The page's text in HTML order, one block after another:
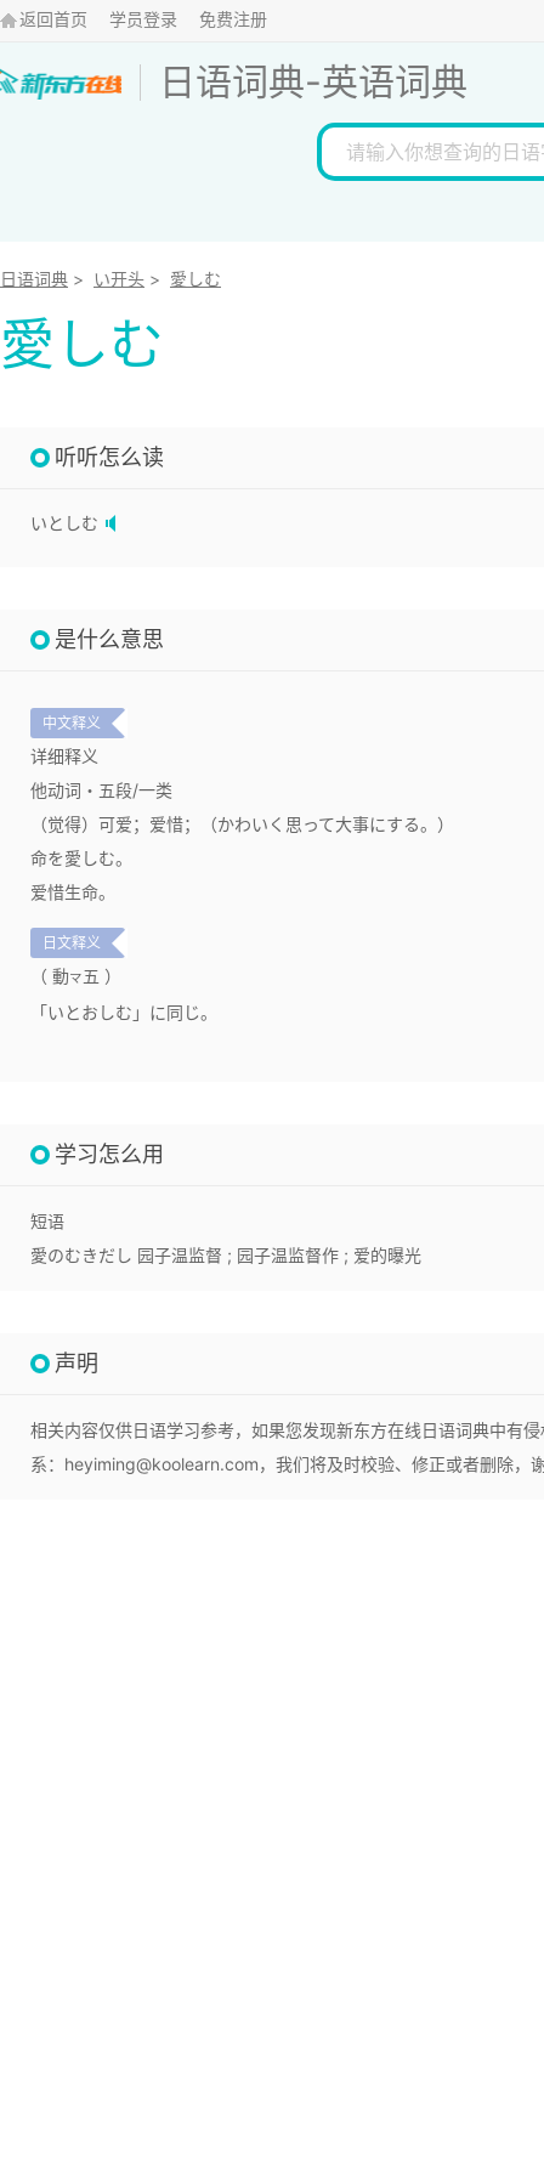
返回首页 学员登录 免费注册
日语词典-英语词典
日语词典 > い开头 > 愛しむ
愛しむ
听听怎么读
いとしむ
是什么意思
中文释义
详细释义
他动词・五段/一类
（觉得）可爱；爱惜；（かわいく思って大事にする。）
命を愛しむ。
爱惜生命。
日文释义
（ 動マ五 ）
「いとおしむ」に同じ。
学习怎么用
短语
愛のむきだし 园子温监督 ; 园子温监督作 ; 爱的曝光
声明
相关内容仅供日语学习参考，如果您发现新东方在线日语词典中有
系：heyiming@koolearn.com，我们将及时校验、修正或者删除，